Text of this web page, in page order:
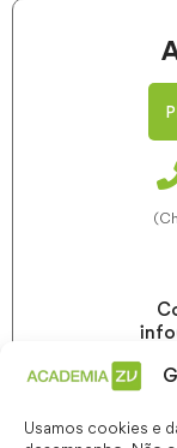
Usamos cookies e